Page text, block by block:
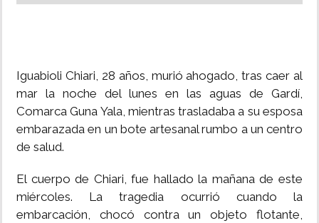
Iguabioli Chiari, 28 años, murió ahogado, tras caer al
mar la noche del lunes en las aguas de Gardí,
Comarca Guna Yala, mientras trasladaba a su esposa
embarazada en un bote artesanal rumbo a un centro
de salud.
El cuerpo de Chiari, fue hallado la mañana de este
miércoles. La tragedia ocurrió cuando la
embarcación, chocó contra un objeto flotante,